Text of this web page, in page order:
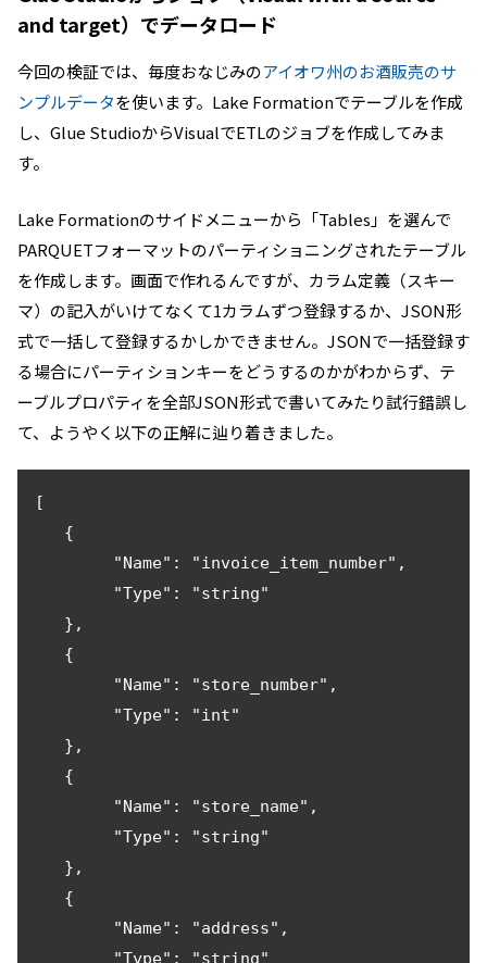
and target）でデータロード
今回の検証では、毎度おなじみのアイオワ州のお酒販売のサ
ンプルデータを使います。Lake Formationでテーブルを作成
し、Glue StudioからVisualでETLのジョブを作成してみま
す。
Lake Formationのサイドメニューから「Tables」を選んで
PARQUETフォーマットのパーティショニングされたテーブル
を作成します。画面で作れるんですが、カラム定義（スキー
マ）の記入がいけてなくて1カラムずつ登録するか、JSON形
式で一括して登録するかしかできません。JSONで一括登録す
る場合にパーティションキーをどうするのかがわからず、テ
ーブルプロパティを全部JSON形式で書いてみたり試行錯誤し
て、ようやく以下の正解に辿り着きました。
[